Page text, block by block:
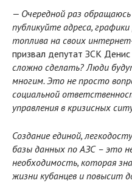
— Очередной раз
публикуйте адреса,
топлива на своих
призвал депутат ЗСК
сложно сделать? Люди
многим. Это не просто
социальной
управления в кризисных
Создание единой,
базы данных по АЗС – это
необходимость, которая
жизни кубанцев и повысит